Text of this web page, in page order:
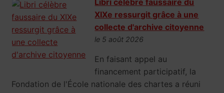
Libri célèbre faussaire du
XIXe ressurgit grâce à une
collecte d'archive citoyenne
le 5 août 2026
En faisant appel au
financement participatif, la
Fondation de l'École nationale des chartes a réuni